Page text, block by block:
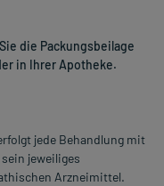
die Packungsbeilage
in Ihrer Apotheke.
jede Behandlung mit
jeweiliges
Arzneimittel.